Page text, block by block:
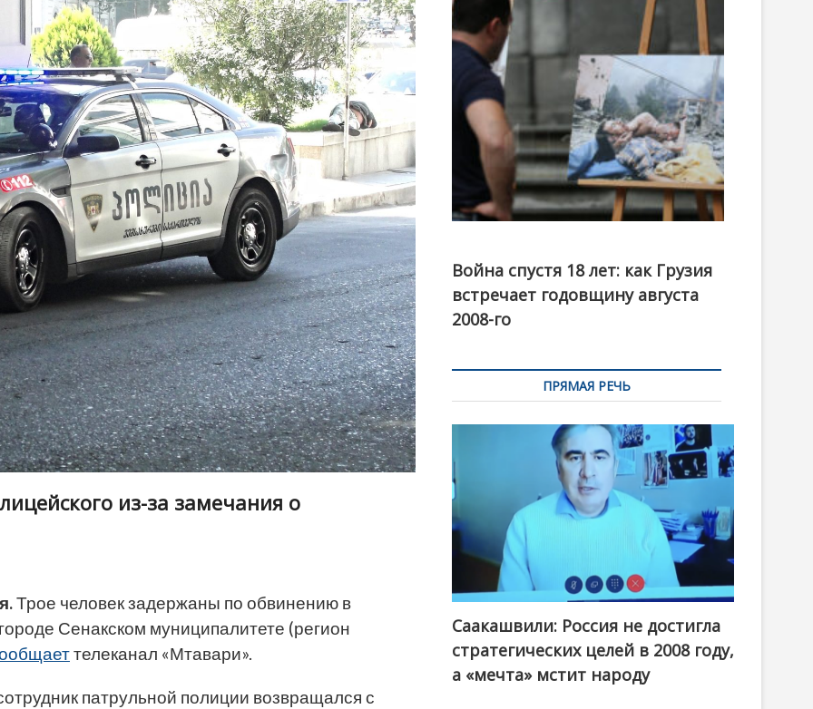
o
n
из-за замечания о
Трое человек задержаны по обвинению в
Сенакском муниципалитете (регион
телеканал «Мтавари».
патрульной полиции возвращался с
канал
Война спустя 18 лет: как Грузия
встречает годовщину августа
2008-го
ПРЯМАЯ РЕЧЬ
Саакашвили: Россия не достигла
стратегических целей в 2008 году,
а «мечта» мстит народу